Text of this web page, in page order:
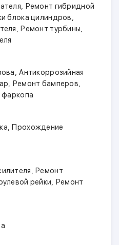
, Ремонт гибридной
блока цилиндров,
,Ремонт турбины,
,Антикоррозийная
, Ремонт бамперов,
фаркопа
,Прохождение
,Ремонт
рейки, Ремонт